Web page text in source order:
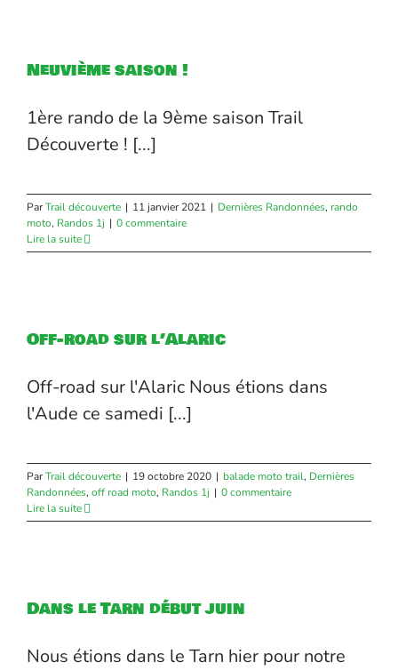
Neuvième saison !
1ère rando de la 9ème saison Trail
Découverte ! [...]
ParTrail découverte | 11 janvier 2021 | Dernières Randonnées, rando
moto, Randos 1j | 0 commentaire
Lire la suite
Off-road sur l’Alaric
Off-road sur l'Alaric Nous étions dans
l'Aude ce samedi [...]
ParTrail découverte | 19 octobre 2020 | balade moto trail, Dernières
Randonnées, off road moto, Randos 1j | 0 commentaire
Lire la suite
Dans le Tarn début juin
Nous étions dans le Tarn hier pour notre